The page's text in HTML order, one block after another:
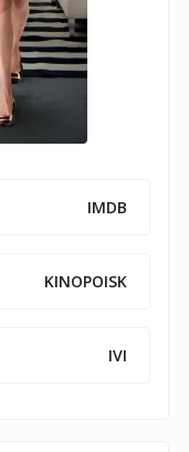
IMDB
KINOPOISK
IVI